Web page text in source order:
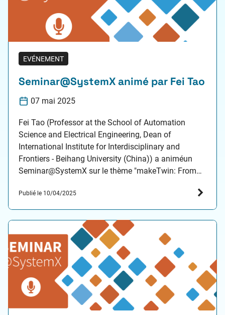
EVÉNEMENT
Seminar@SystemX animé par Fei Tao
07 mai 2025
Fei Tao (Professor at the School of Automation
Science and Electrical Engineering, Dean of
International Institute for Interdisciplinary and
Frontiers - Beihang University (China)) a animéun
Seminar@SystemX sur le thème "makeTwin: From
Software Platform and Applications", le 7 mai 2025.
Ce séminaire a été organisé dans le cadre du…
Publié le 10/04/2025